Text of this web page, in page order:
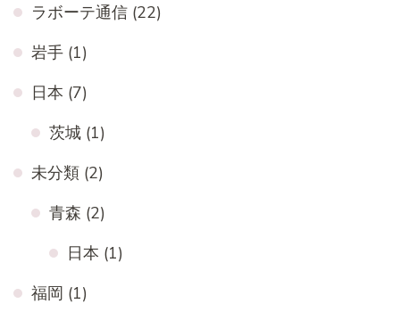
ラボーテ通信 (22)
岩手 (1)
日本 (7)
茨城 (1)
未分類 (2)
青森 (2)
日本 (1)
福岡 (1)